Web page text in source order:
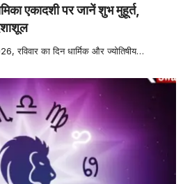
एकादशी पर जानें शुभ मुहूर्त,
का दिन धार्मिक और ज्योतिषीय…